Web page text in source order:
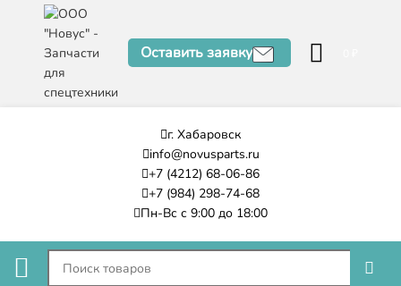
Оставить заявку
г. Хабаровск
info@novusparts.ru
+7 (4212) 68-06-86
+7 (984) 298-74-68
Пн-Вс с 9:00 до 18:00